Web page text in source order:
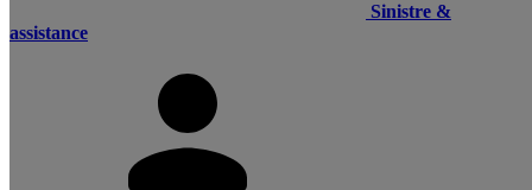
Sinistre &
assistance